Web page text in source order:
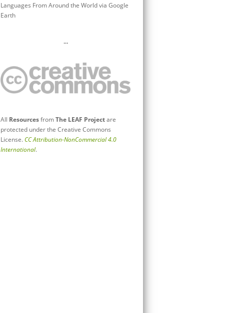
Languages From Around the World via Google
Earth
…
All ResourcesfromThe LEAF Projectare
protected under the Creative Commons
License.CC Attribution-NonCommercial 4.0
International.